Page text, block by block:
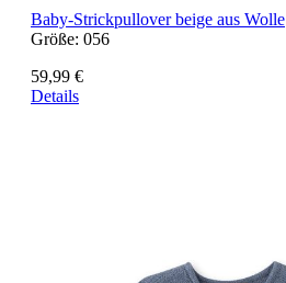
Baby-Strickpullover beige aus Wolle
Größe: 056
59,99 €
Details